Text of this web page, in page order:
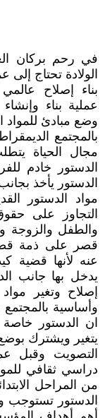
في رحم بركان
الولادة تحتاج
بناء إصلاح
عملية بناء
وضع مبادئ للمواد
بالمجتمع
مجال الحياة
الدستور خادم
الدستور يأخذ
مواد الدستور
التجاوز على
والطفل والزوجة
قصر على ذمة
عنه لأنها قضية
يدخل بها جانب
إصلاح وتغير
وأساسية
ان الدستور
يتغير ويشترك
التصويت وقبل
دراسي ثقافي
من المراحل
الدستور